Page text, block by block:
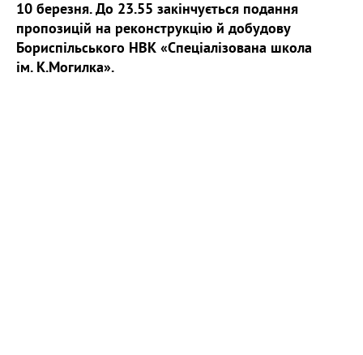
10 березня. До 23.55 закінчується подання
пропозицій на реконструкцію й добудову
Бориспільського НВК «Спеціалізована школа
ім. К.Могилка».